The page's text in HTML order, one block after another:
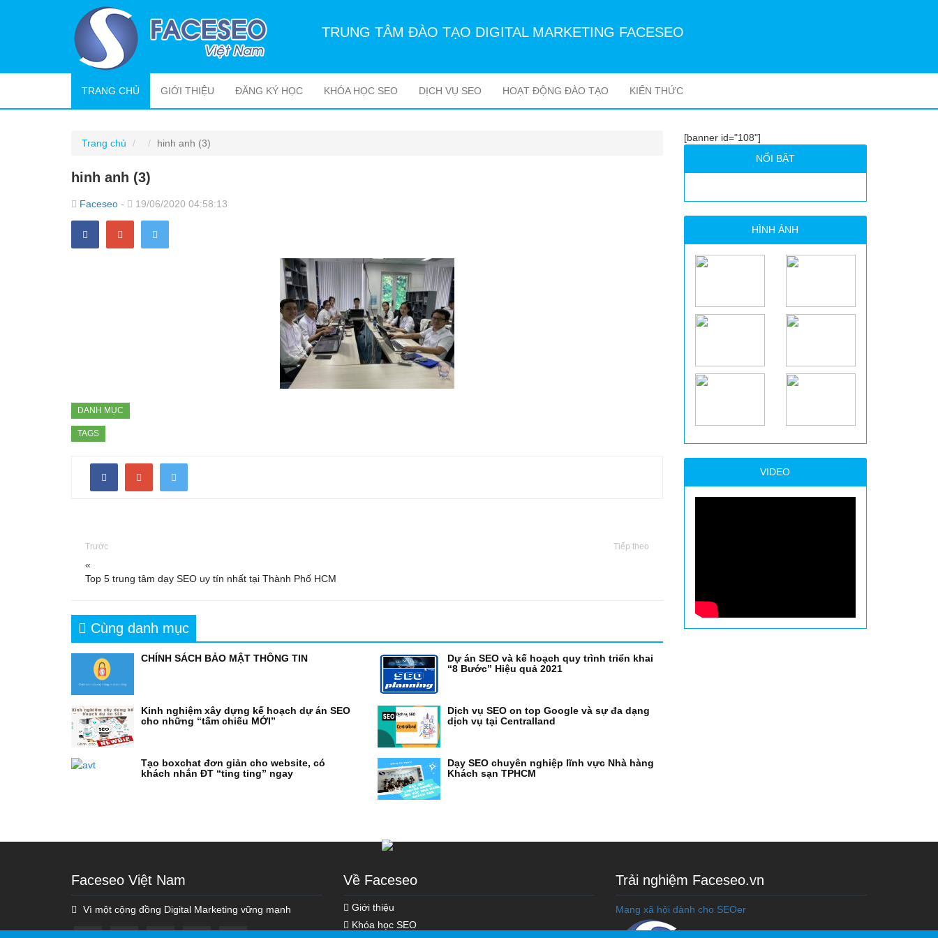
TRUNG TÂM ĐÀO TẠO DIGITAL MARKETING FACESEO
TRANG CHỦ (CURRENT)
GIỚI THIỆU ĐĂNG KÝ HỌC KHÓA HỌC SEO DỊCH VỤ SEO HOẠT ĐỘNG ĐÀO TẠO KIẾN THỨC
Trang chủ hinh anh (3)
hinh anh (3)
Faceseo - 19/06/2020 04:58:13
DANH MỤC
TAGS
Trước
«
Top 5 trung tâm dạy SEO uy tín nhất tại Thành Phố HCM
Tiếp theo
Cùng danh mục
CHÍNH SÁCH BẢO MẬT THÔNG TIN
Dự án SEO và kế hoạch quy trình triển khai
“8 Bước” Hiệu quả 2021
Kinh nghiệm xây dựng kế hoạch dự án SEO
cho những “tấm chiếu MỚI”
Dịch vụ SEO on top Google và sự đa dạng
dịch vụ tại Centralland
Tạo boxchat đơn giản cho website, có
khách nhắn ĐT “ting ting” ngay
Dạy SEO chuyên nghiệp lĩnh vực Nhà hàng
Khách sạn TPHCM
[banner id="108"]
NỔI BẬT
HÌNH ẢNH
VIDEO
Faceseo Việt Nam
Vì một cộng đồng Digital Marketing vững mạnh
Về Faceseo
Giới thiệu
Khóa học SEO
Trải nghiệm Faceseo.vn
Mạng xã hội dành cho SEOer
Xây Dựng Hệ Thống Vệ Tinh